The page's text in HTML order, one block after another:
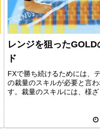
レンジを狙ったGOLD
ド
FXで勝ち続けるためには、
の裁量のスキルが必要と言わ
す。裁量のスキルには、様
は、その習得に時間がかか
ですが、次のトレードの効